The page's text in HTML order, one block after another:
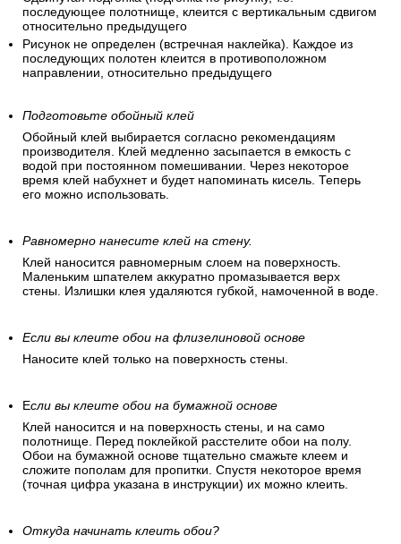
последующее полотнище, клеится с вертикальным сдвигом
относительно предыдущего
Рисунок не определен (встречная наклейка). Каждое из
последующих полотен клеится в противоположном
направлении, относительно предыдущего
Подготовьте обойный клей
Обойный клей выбирается согласно рекомендациям
производителя. Клей медленно засыпается в емкость с
водой при постоянном помешивании. Через некоторое
время клей набухнет и будет напоминать кисель. Теперь
его можно использовать.
Равномерно нанесите клей на стену.
Клей наносится равномерным слоем на поверхность.
Маленьким шпателем аккуратно промазывается верх
стены. Излишки клея удаляются губкой, намоченной в воде.
Если вы клеите обои на флизелиновой основе
Наносите клей только на поверхность стены.
Если вы клеите обои на бумажной основе
Клей наносится и на поверхность стены, и на само
полотнище. Перед поклейкой расстелите обои на полу.
Обои на бумажной основе тщательно смажьте клеем и
сложите пополам для пропитки. Спустя некоторое время
(точная цифра указана в инструкции) их можно клеить.
Откуда начинать клеить обои?